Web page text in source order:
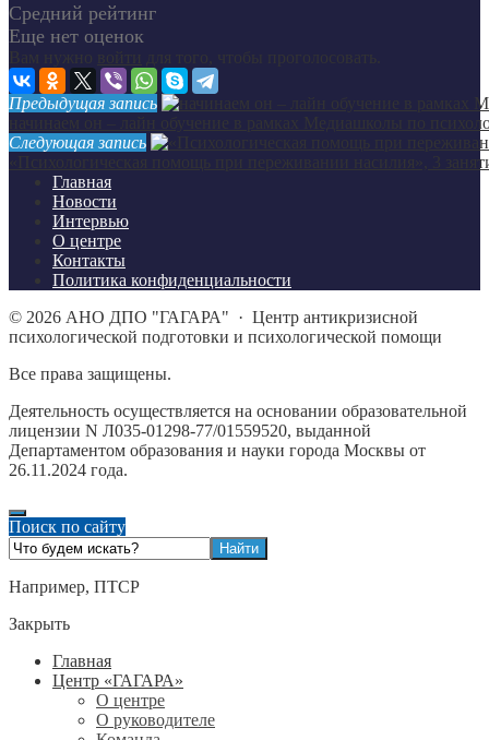
Средний рейтинг
Еще нет оценок
Предыдущая запись
начинаем он – лайн обучение в рамках Медиашколы по
Следующая запись
«Психологическая помощь при переживании насилия», 3
Главная
Новости
Интервью
О центре
Контакты
Политика конфиденциальности
© 2026 АНО ДПО "ГАГАРА" · Центр антикризисной
психологической подготовки и психологической помощи
Все права защищены.
Деятельность осуществляется на основании образовательной
лицензии N Л035-01298-77/01559520, выданной
Департаментом образования и науки города Москвы от
26.11.2024 года.
Поиск по сайту
Например, ПТСР
Закрыть
Главная
Центр «ГАГАРА»
О центре
О руководителе